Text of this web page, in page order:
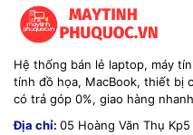
Hệ thống bán lẻ laptop, máy
tính đồ họa, MacBook, thiết bị
có trả góp 0%, giao hàng
Địa chỉ: 05 Hoàng Văn Thụ